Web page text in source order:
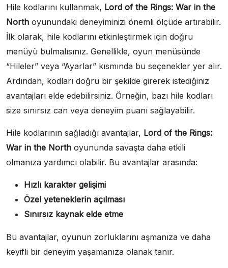
Hile kodlarını kullanmak, Lord of the Rings: War in the
North oyunundaki deneyiminizi önemli ölçüde artırabilir.
İlk olarak, hile kodlarını etkinleştirmek için doğru
menüyü bulmalısınız. Genellikle, oyun menüsünde
“Hileler” veya “Ayarlar” kısmında bu seçenekler yer alır.
Ardından, kodları doğru bir şekilde girerek istediğiniz
avantajları elde edebilirsiniz. Örneğin, bazı hile kodları
size sınırsız can veya deneyim puanı sağlayabilir.
Hile kodlarının sağladığı avantajlar, Lord of the Rings:
War in the North oyununda savaşta daha etkili
olmanıza yardımcı olabilir. Bu avantajlar arasında:
Hızlı karakter gelişimi
Özel yeteneklerin açılması
Sınırsız kaynak elde etme
Bu avantajlar, oyunun zorluklarını aşmanıza ve daha
keyifli bir deneyim yaşamanıza olanak tanır.